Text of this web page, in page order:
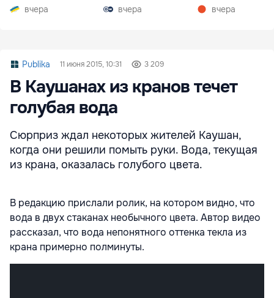
вчера
вчера
вчера
Publika 11 июня 2015, 10:31 3 209
В Каушанах из кранов течет
голубая вода
Сюрприз ждал некоторых жителей Каушан,
когда они решили помыть руки. Вода, текущая
из крана, оказалась голубого цвета.
В редакцию прислали ролик, на котором видно, что
вода в двух стаканах необычного цвета. Автор видео
рассказал, что вода непонятного оттенка текла из
крана примерно полминуты.